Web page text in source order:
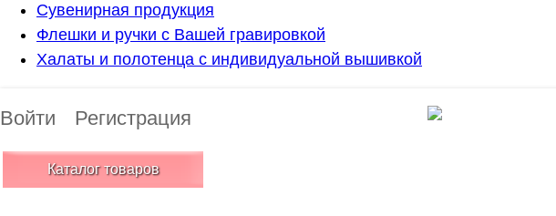
Сувенирная продукция
Флешки и ручки с Вашей гравировкой
Халаты и полотенца с индивидуальной вышивкой
Войти Регистрация
Каталог товаров